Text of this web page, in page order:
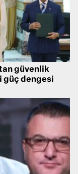
güvenlik
güç dengesi